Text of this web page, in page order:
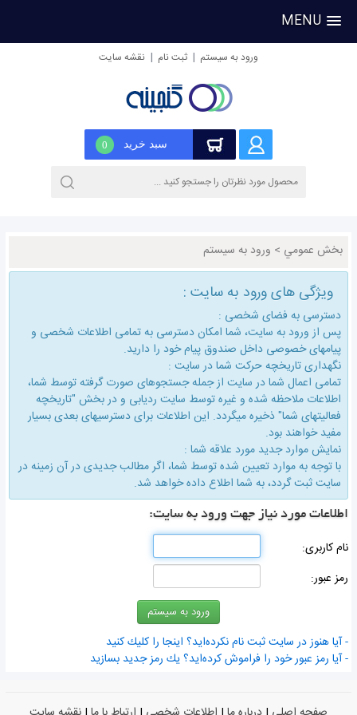
MENU
ورود به سیستم | ثبت نام | نقشه سایت
سبد خرید 0
بخش عمومي > ورود به سیستم
ویژگی های ورود به سایت :
دسترسی به فضای شخصی :
پس از ورود به سایت، شما امكان دسترسی به تمامی اطلاعات شخصی و
پیامهای خصوصی داخل صندوق پیام خود را دارید.
نگهداری تاریخچه حركت شما در سایت :
تمامی اعمال شما در سایت از جمله جستجوهای صورت گرفته توسط شما،
اطلاعات ملاحظه شده و غیره توسط سایت ردیابی و در بخش "تاریخچه
فعالیتهای شما" ذخیره میگردد. این اطلاعات برای دسترسیهای بعدی بسیار
مفید خواهند بود.
نمایش موارد جدید مورد علاقه شما :
با توجه به موارد تعیین شده توسط شما، اگر مطالب جدیدی در آن زمینه در
سایت ثبت گردد، به شما اطلاع داده خواهد شد.
اطلاعات مورد نیاز جهت ورود به سایت:
نام كاربری:
رمز عبور:
- آیا هنوز در سایت ثبت نام نكرده‌اید؟ اینجا را كلیك كنید
- آیا رمز عبور خود را فراموش كرده‌اید؟ یك رمز جدید بسازید